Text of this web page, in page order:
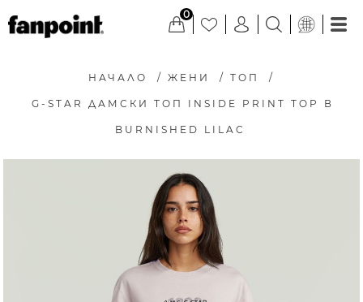
0
НАЧАЛО / ЖЕНИ / ТОП /
G-STAR ДАМСКИ ТОП INSIDE PRINT TOP В
BURNISHED LILAC